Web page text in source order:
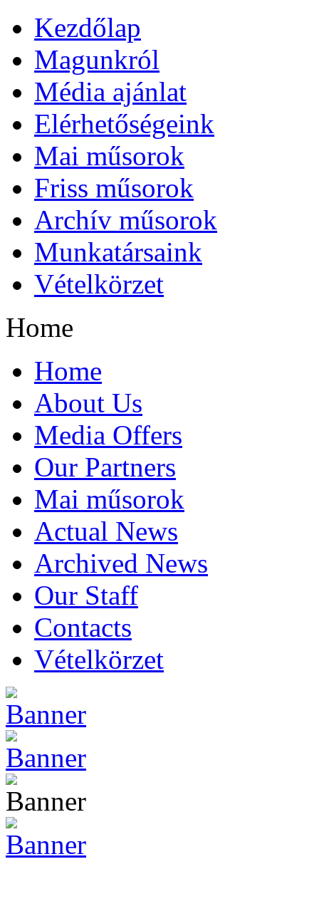
Kezdőlap
Magunkról
Média ajánlat
Elérhetőségeink
Mai műsorok
Friss műsorok
Archív műsorok
Munkatársaink
Vételkörzet
Home
Home
About Us
Media Offers
Our Partners
Mai műsorok
Actual News
Archived News
Our Staff
Contacts
Vételkörzet